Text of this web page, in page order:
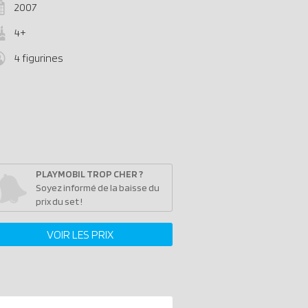
2007
4+
4 figurines
PLAYMOBIL TROP CHER ?
Soyez informé de la baisse du
prix du set !
VOIR LES PRIX